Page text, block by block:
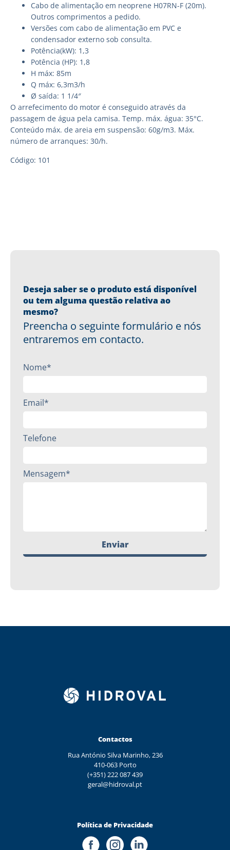
Cabo de alimentação em neoprene H07RN-F (20m).
Outros comprimentos a pedido.
Versões com cabo de alimentação em PVC e
condensador externo sob consulta.
Potência(kW): 1,3
Potência (HP): 1,8
H máx: 85m
Q máx: 6,3m3/h
Ø saída: 1 1/4″
O arrefecimento do motor é conseguido através da
passagem de água pela camisa. Temp. máx. água: 35°C.
Conteúdo máx. de areia em suspensão: 60g/m3. Máx.
número de arranques: 30/h.
Código: 101
Deseja saber se o produto está disponível
ou tem alguma questão relativa ao
mesmo?
Preencha o seguinte formulário e nós
entraremos em contacto.
Nome*
Email*
Telefone
Mensagem*
Enviar
Contactos
Rua António Silva Marinho, 236
410-063 Porto
(+351) 222 087 439
geral@hidroval.pt
Política de Privacidade